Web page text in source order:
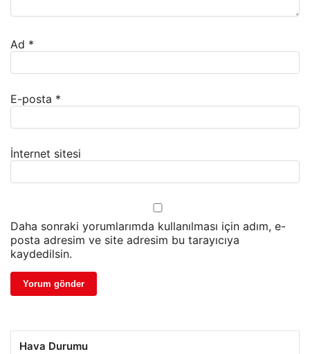
Ad *
E-posta *
İnternet sitesi
Daha sonraki yorumlarımda kullanılması için adım, e-
posta adresim ve site adresim bu tarayıcıya
kaydedilsin.
Hava Durumu